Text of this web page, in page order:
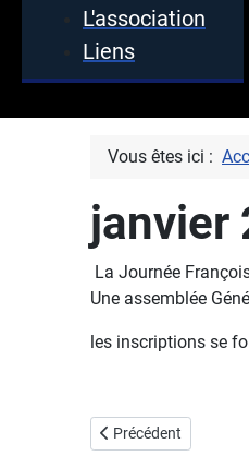
L'association
Liens
Vous êtes ici :
janvier
La Journée
Une assemblée
les inscriptions se
Article précédent :
Précédent